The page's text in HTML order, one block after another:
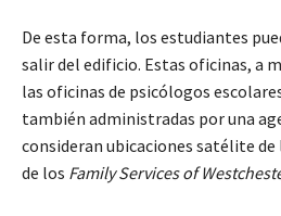
De esta forma, los estudiantes
salir del edificio. Estas oficinas, a
las oficinas de psicólogos
también administradas por una
consideran ubicaciones satélite
de los Family Services of